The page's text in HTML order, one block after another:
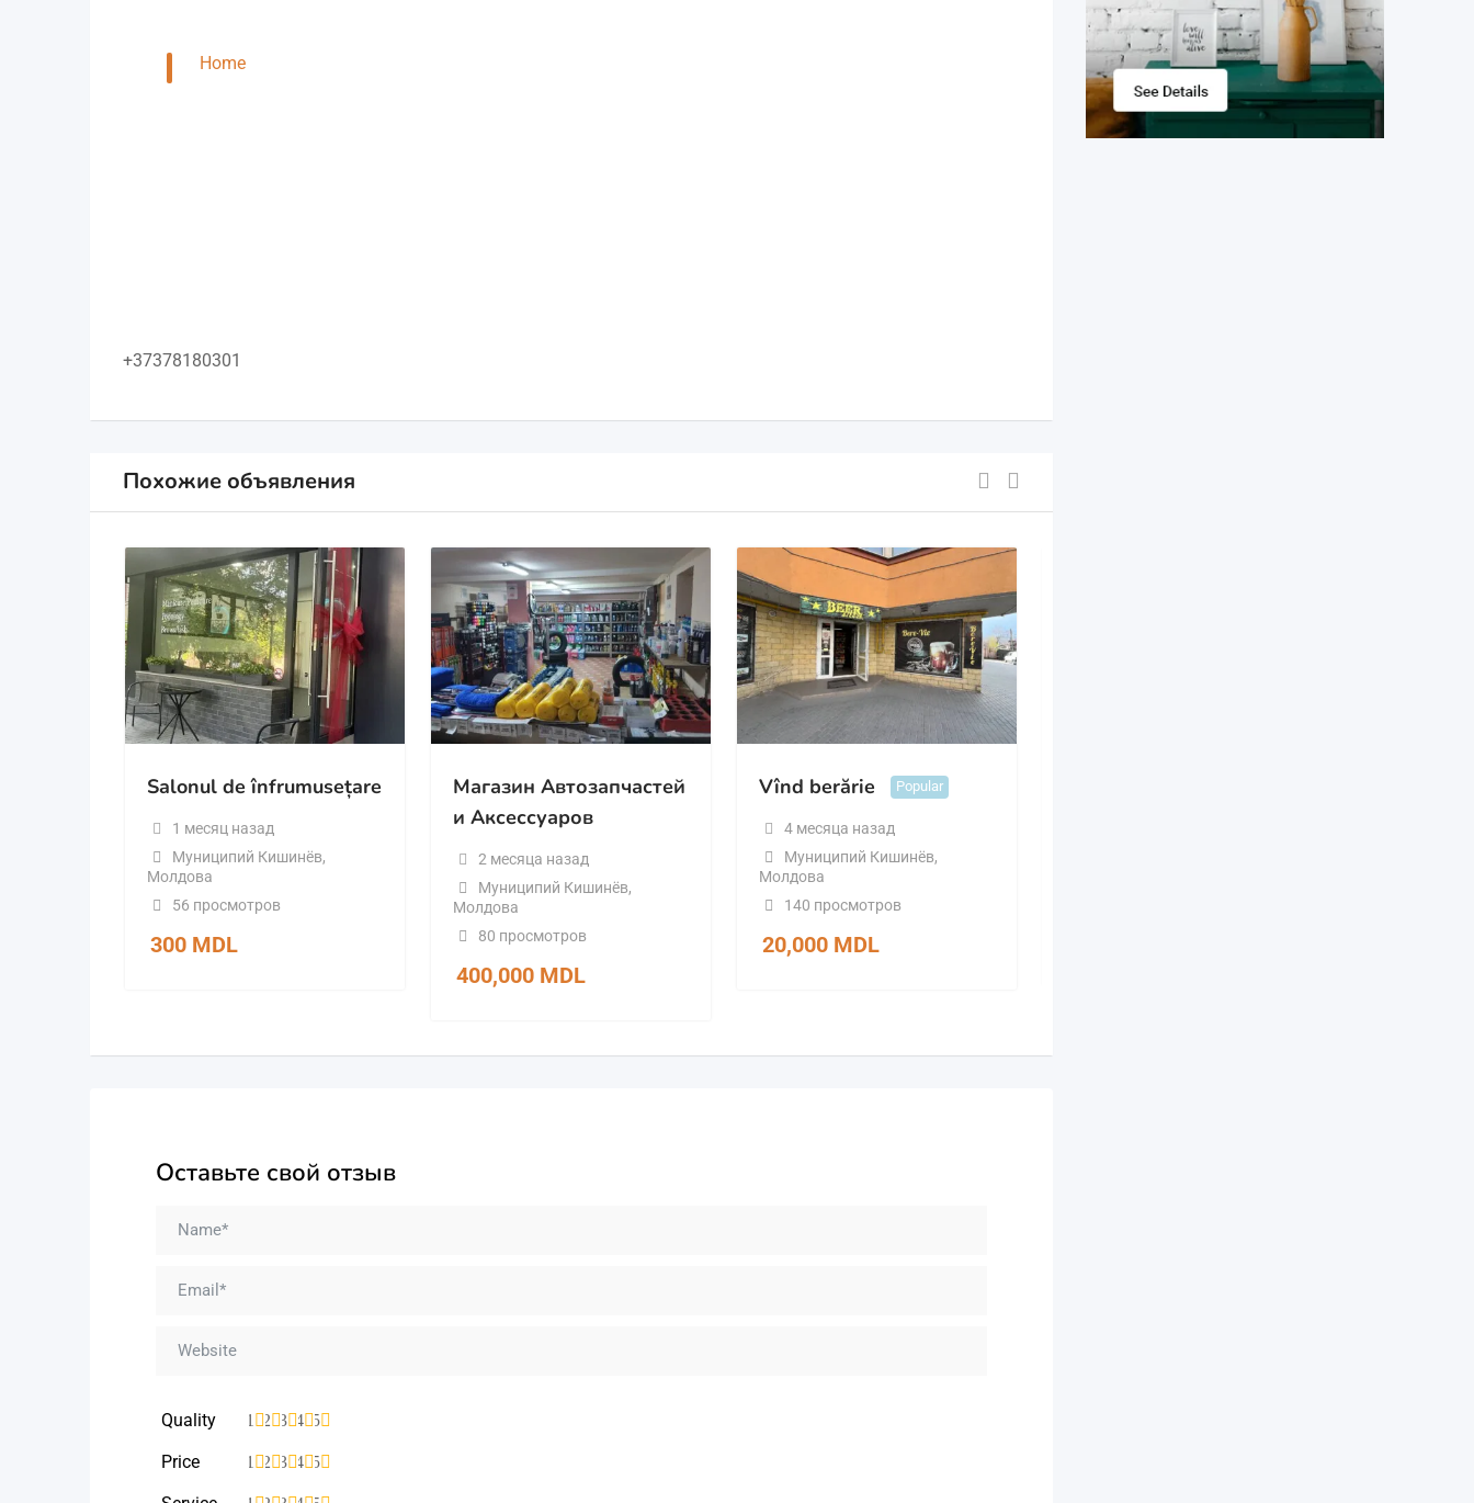
Home
+37378180301
Похожие объявления
Salonul de înfrumusețare
1 месяц назад
Муниципий Кишинёв,
Молдова
56 просмотров
300 MDL
Магазин Автозапчастей
и Аксессуаров
2 месяца назад
Муниципий Кишинёв,
Молдова
80 просмотров
400,000 MDL
Vînd berărie Popular
4 месяца назад
Муниципий Кишинёв,
Молдова
140 просмотров
20,000 MDL
Оставьте свой отзыв
Quality 5
4
3
2
1
Price 5
4
3
2
1